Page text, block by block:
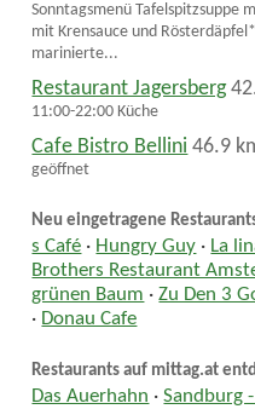
Sonntagsmenü
mit Krensauce und
marinierte...
Restaurant Jagersberg
11:00-22:00 Küche
Cafe Bistro Bellini 46.9
geöffnet
Neu eingetragene
s Café · Hungry Guy · La
Brothers Restaurant
grünen Baum ·Zu Den 3
· Donau Cafe
Restaurants auf mittag.at
Das Auerhahn ·Sandburg